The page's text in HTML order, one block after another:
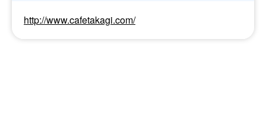
http://www.cafetakagi.com/